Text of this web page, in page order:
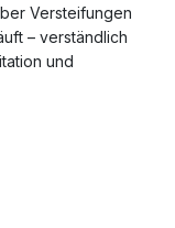
Versteifungen
– verständlich
und